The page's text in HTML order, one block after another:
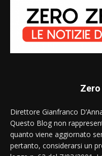
Zero
Direttore Gianfranco
Questo Blog non
quanto viene aggiornato
pertanto, considerarsi un